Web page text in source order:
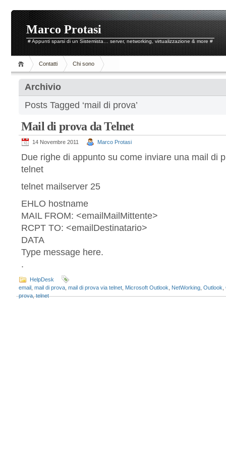
Marco Protasi
# Appunti sparsi di un Sistemista… server, networking, virtualizzazione & more #
Contatti Chi sono
Archivio
Posts Tagged ‘mail di prova’
Mail di prova da Telnet
14 Novembre 2011 Marco Protasi
Due righe di appunto su come inviare una mail di
telnet
telnet mailserver 25
EHLO hostname
MAIL FROM: <emailMailMittente>
RCPT TO: <emailDestinatario>
DATA
Type message here.
.
HelpDesk
email mail di prova mail di prova via telnet Microsoft Outlook NetWorking Outlook
prova,telnet